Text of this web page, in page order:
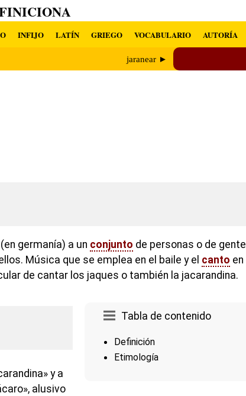
INFIJO LATÍN GRIEGO VOCABULARIO AUTORÍA
jaranear ►
germanía) a un conjunto de personas o de gente
Música que se emplea en el baile y el canto en
de cantar los jaques o también la jacarandina.
Tabla de contenido
Definición
Etimología
y a
alusivo